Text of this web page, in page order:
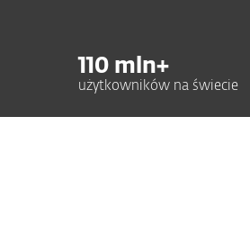
110 mln+
użytkowników na świecie